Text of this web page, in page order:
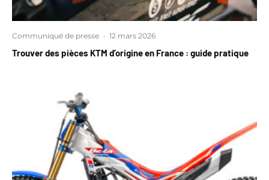
Communiqué de presse · 12 mars 2026
Trouver des pièces KTM d’origine en France : guide pratique